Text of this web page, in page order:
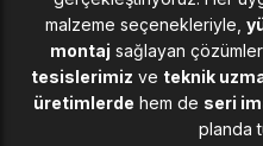
malzeme seçenekleriyle,
montaj sağlayan
tesislerimiz ve teknik
üretimlerde hem de seri
planda